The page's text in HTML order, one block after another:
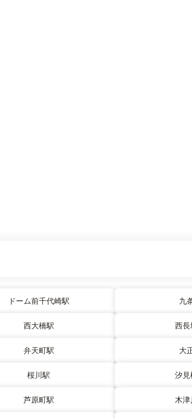
ドーム前千代崎駅 九
西大橋駅 西長
弁天町駅 大
桜川駅 汐見
芦原町駅 木津